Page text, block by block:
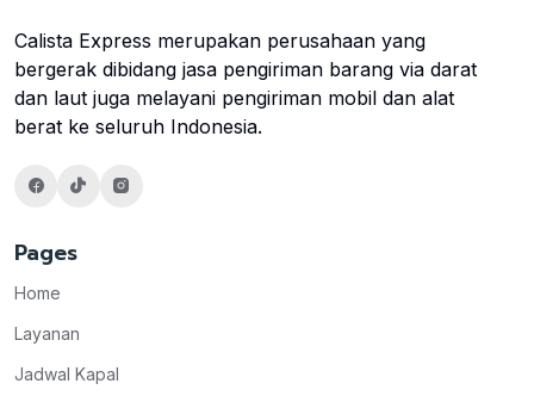
Calista Express merupakan perusahaan yang
bergerak dibidang jasa pengiriman barang via darat
dan laut juga melayani pengiriman mobil dan alat
berat ke seluruh Indonesia.
Pages
Home
Layanan
Jadwal Kapal